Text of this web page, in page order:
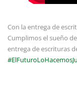
Con la entrega de
Cumplimos el sueño
entrega de escrituras